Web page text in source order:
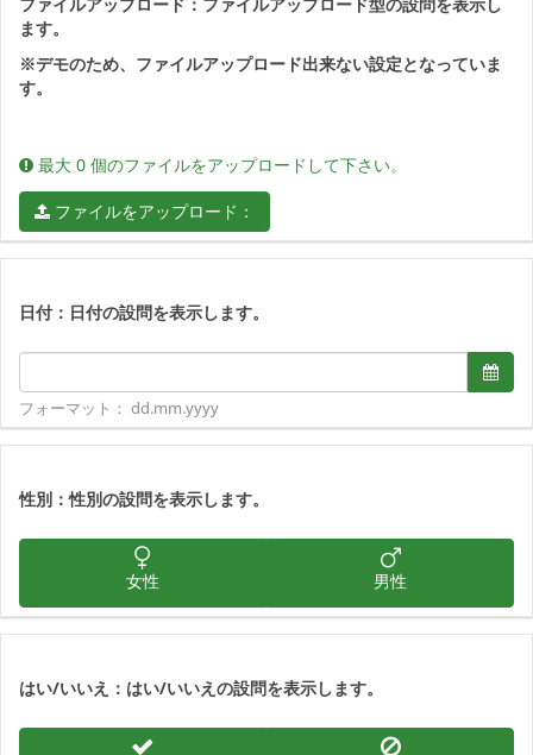
ます。
※デモのため、ファイルアップロード出来ない設定となっていま
す。
最大 0 個のファイルをアップロードして下さい。
ファイルをアップロード：
日付：日付の設問を表示します。
日付形式：dd.mm.yyyy 日
フォーマット： dd.mm.yyyy
性別：性別の設問を表示します。
女性 男性
はい/いいえ：はい/いいえの設問を表示します。